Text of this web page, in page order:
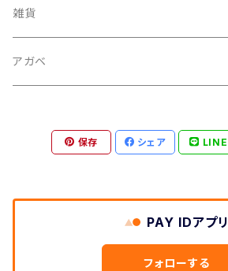
パキポディウム
ユーフォルビア
アロエ
雑貨
鉢
アガベ
保存 シェア LINE
PAY IDアプリ
フォローする